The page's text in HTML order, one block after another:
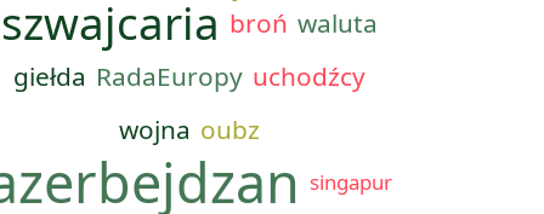
szwajcaria broń waluta
giełda RadaEuropy uchodźcy
wojna oubz
singapur